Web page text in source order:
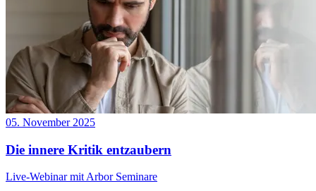
05. November 2025
Die innere Kritik entzaubern
Live-Webinar mit Arbor Seminare